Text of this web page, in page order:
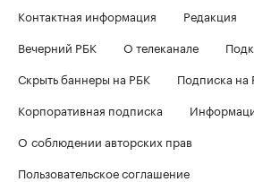
Контактная информация Редакция
Вечерний РБК
О телеканале
Скрыть баннеры на РБК
Подписка на
Корпоративная подписка
О соблюдении авторских прав
Пользовательское соглашение